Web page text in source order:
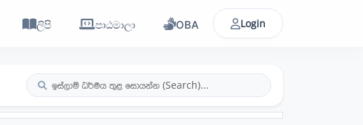
ලිපි පාඨමාලා OBA Login